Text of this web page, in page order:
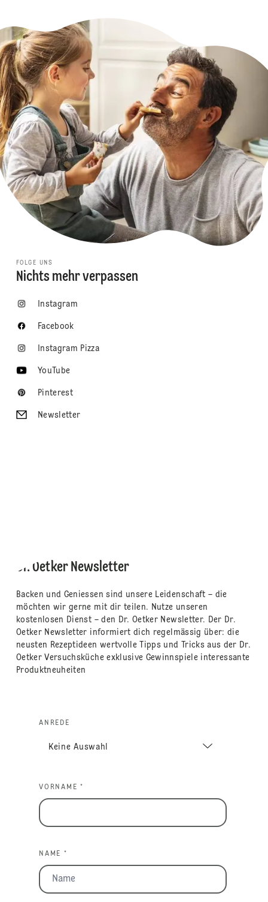
FOLGE UNS
Nichts mehr verpassen
Instagram
Facebook
Instagram Pizza
YouTube
Pinterest
Newsletter
Dr. Oetker Newsletter
Backen und Geniessen sind unsere Leidenschaft – die
möchten wir gerne mit dir teilen. Nutze unseren
kostenlosen Dienst – den Dr. Oetker Newsletter. Der Dr.
Oetker Newsletter informiert dich regelmässig über: die
neusten Rezeptideen wertvolle Tipps und Tricks aus der Dr.
Oetker Versuchsküche exklusive Gewinnspiele interessante
Produktneuheiten
ANREDE
VORNAME *
NAME *